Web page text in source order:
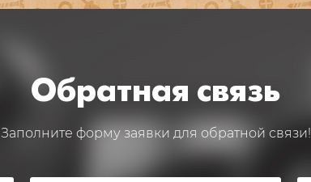
Обратная связь
Заполните форму заявки для обратной связи!